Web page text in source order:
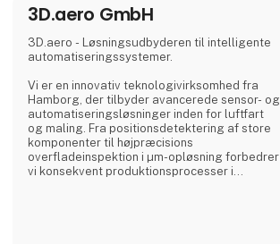
vores kunders behov. Uanset om du er en
kreativ professionel, en industriel producent
eller en entusiastisk hobbyist, har vores
omfattende produktudvalg noget
Vi samarbejder med anerken
3D.aero GmbH
3D.aero - Løsningsudbyderen til intelligente
automatiseringssystemer.
Vi er en innovativ teknologivirksomhed fra
Hamborg, der tilbyder avancerede sensor- og
automatiseringsløsninger inden for luftfart
og maling. Fra positionsdetektering af store
komponenter til højpræcisions
overfladeinspektion i µm-opløsning forbedrer
vi konsekvent produktionsprocesser i